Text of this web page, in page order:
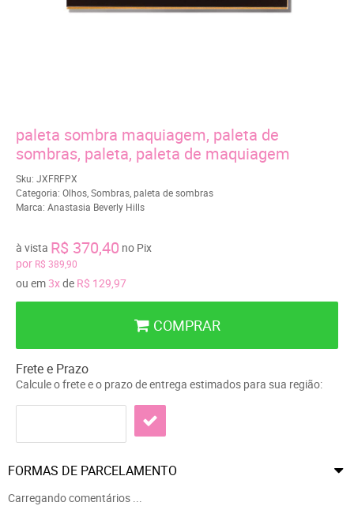
paleta sombra maquiagem, paleta de
sombras, paleta, paleta de maquiagem
Sku: JXFRFPX
Categoria: Olhos Sombras paleta de sombras
Marca: Anastasia Beverly Hills
por R$ 389,90
à vista R$ 370,40 no Pix
ou em3xde R$ 129,97
COMPRAR
Frete e Prazo
Calcule o frete e o prazo de entrega estimados para sua região:
FORMAS DE PARCELAMENTO
Carregando comentários ...